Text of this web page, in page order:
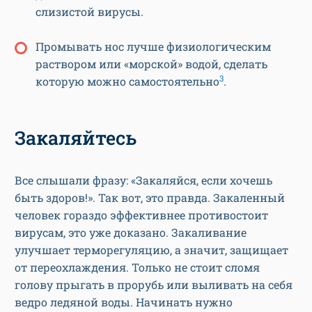
слизистой вирусы.
Промывать нос лучше физиологическим
раствором или «морской» водой, сделать
которую можно самостоятельно3.
Закаляйтесь
Все слышали фразу: «Закаляйся, если хочешь
быть здоров!». Так вот, это правда. Закаленный
человек гораздо эффективнее противостоит
вирусам, это уже доказано. Закаливание
улучшает терморегуляцию, а значит, защищает
от переохлаждения. Только не стоит сломя
голову прыгать в прорубь или выливать на себя
ведро ледяной воды. Начинать нужно